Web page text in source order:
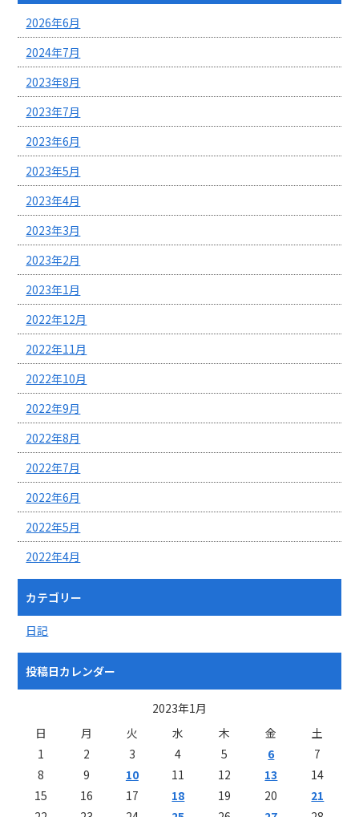
2026年6月
2024年7月
2023年8月
2023年7月
2023年6月
2023年5月
2023年4月
2023年3月
2023年2月
2023年1月
2022年12月
2022年11月
2022年10月
2022年9月
2022年8月
2022年7月
2022年6月
2022年5月
2022年4月
カテゴリー
日記
投稿日カレンダー
2023年1月
日
月 火 水 木 金
土
1
2 3 4 5 6
7
8
9 10 11 12 13
14
15
16 17 18 19 20
21